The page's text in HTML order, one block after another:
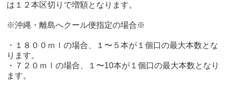
は１２本区切りで増額となります。
※沖縄・離島へクール便指定の場合※
・１８００ｍｌの場合、１〜５本が１個口の最大本数とな
ります。
・７２０ｍｌの場合、１〜10本が１個口の最大本数となり
ます。